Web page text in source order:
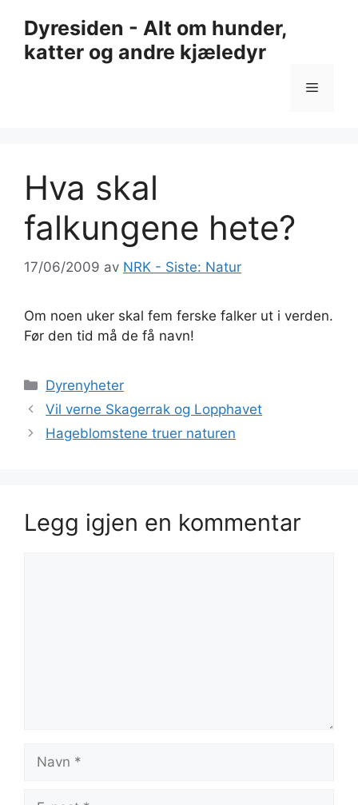
innhold
Dyresiden - Alt om hunder,
katter og andre kjæledyr
Meny
Hva skal
falkungene hete?
17/06/2009 av NRK - Siste: Natur
Om noen uker skal fem ferske falker ut i verden.
Før den tid må de få navn!
Kategorier
Dyrenyheter
Vil verne Skagerrak og Lopphavet
Hageblomstene truer naturen
Legg igjen en kommentar